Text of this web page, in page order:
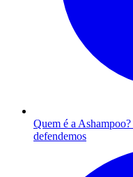
Quem é a Ashampoo?
defendemos